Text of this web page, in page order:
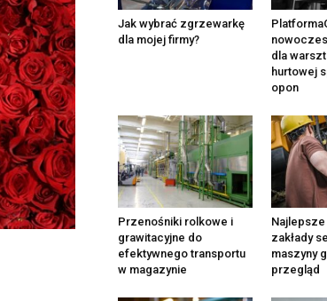
Jak wybrać zgrzewarkę
dla mojej firmy?
dla
hurtowej
opon
Przenośniki rolkowe i
grawitacyjne do
efektywnego transportu
w magazynie
zakłady
maszyny
przegląd